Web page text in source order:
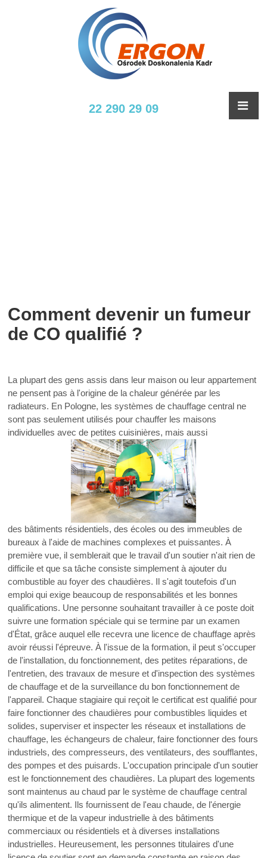
22 290 29 09
Comment devenir un fumeur
de CO qualifié ?
La plupart des gens assis dans leur maison ou leur appartement
ne pensent pas à l'origine de la chaleur générée par les
radiateurs. En Pologne, les systèmes de chauffage central ne
sont pas seulement utilisés pour chauffer les maisons
individuelles avec de petites cuisinières, mais aussi
des bâtiments résidentiels, des écoles ou des immeubles de
bureaux à l'aide de machines complexes et puissantes. À
première vue, il semblerait que le travail d'un soutier n'ait rien de
difficile et que sa tâche consiste simplement à ajouter du
combustible au foyer des chaudières. Il s'agit toutefois d'un
emploi qui exige beaucoup de responsabilités et les bonnes
qualifications. Une personne souhaitant travailler à ce poste doit
suivre une formation spéciale qui se termine par un examen
d'État, grâce auquel elle recevra une licence de chauffage après
avoir réussi l'épreuve. À l'issue de la formation, il peut s'occuper
de l'installation, du fonctionnement, des petites réparations, de
l'entretien, des travaux de mesure et d'inspection des systèmes
de chauffage et de la surveillance du bon fonctionnement de
l'appareil. Chaque stagiaire qui reçoit le certificat est qualifié pour
faire fonctionner des chaudières pour combustibles liquides et
solides, superviser et inspecter les réseaux et installations de
chauffage, les échangeurs de chaleur, faire fonctionner des fours
industriels, des compresseurs, des ventilateurs, des soufflantes,
des pompes et des puisards. L'occupation principale d'un soutier
est le fonctionnement des chaudières. La plupart des logements
sont maintenus au chaud par le système de chauffage central
qu'ils alimentent. Ils fournissent de l'eau chaude, de l'énergie
thermique et de la vapeur industrielle à des bâtiments
commerciaux ou résidentiels et à diverses installations
industrielles. Heureusement, les personnes titulaires d'une